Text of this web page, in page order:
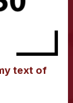
text of